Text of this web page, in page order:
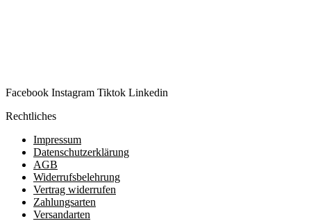
Facebook Instagram Tiktok Linkedin
Rechtliches
Impressum
Datenschutzerklärung
AGB
Widerrufsbelehrung
Vertrag widerrufen
Zahlungsarten
Versandarten